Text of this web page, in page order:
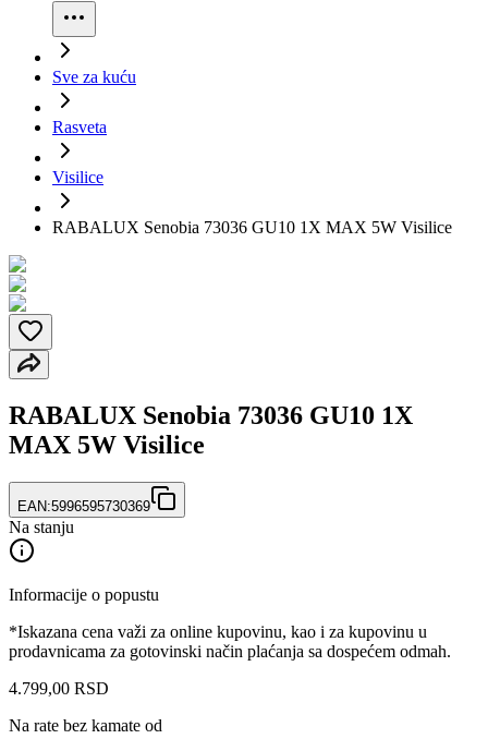
Sve za kuću
Rasveta
Visilice
RABALUX Senobia 73036 GU10 1X MAX 5W Visilice
RABALUX Senobia 73036 GU10 1X
MAX 5W Visilice
EAN:5996595730369
Na stanju
Informacije o popustu
*Iskazana cena važi za online kupovinu, kao i za kupovinu u
prodavnicama za gotovinski način plaćanja sa dospećem odmah.
4.799,00 RSD
Na rate bez kamate od